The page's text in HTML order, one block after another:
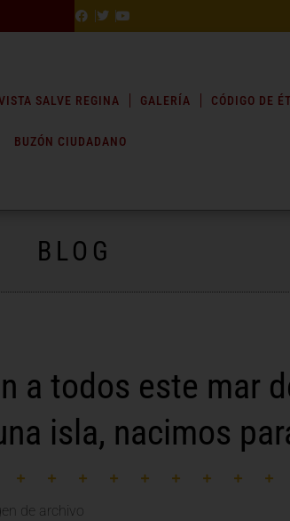
SALVE REGINA GALERÍA CÓDIGO DE
BUZÓN CIUDADANO
BLOG
a todos este mar
isla, nacimos